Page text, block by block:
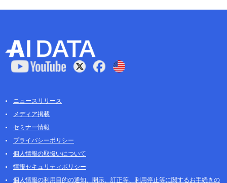
ニュースリリース
メディア掲載
セミナー情報
プライバシーポリシー
個人情報の取扱いについて
情報セキュリティポリシー
個人情報の利用目的の通知、開示、訂正等、利用停止等に関するお手続きの